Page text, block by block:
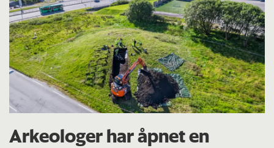
Arkeologer har åpnet en